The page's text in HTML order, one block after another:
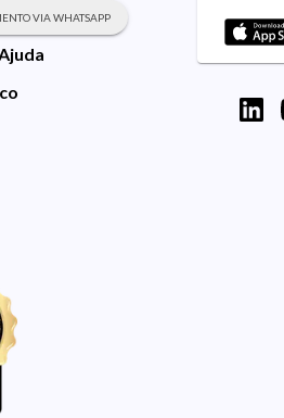
VIA WHATSAPP